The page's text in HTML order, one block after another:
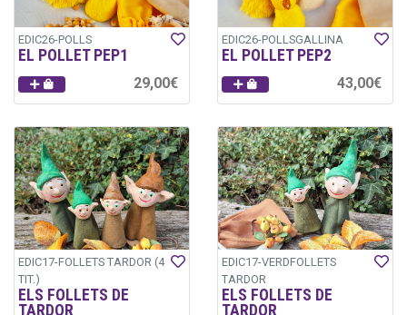
EDIC26-POLLS
EL POLLET PEP1
29,00€
EDIC26-POLLSGALLINA
EL POLLET PEP2
43,00€
EDIC17-FOLLETS TARDOR (4
TIT.)
ELS FOLLETS DE
TARDOR
EDIC17-VERDFOLLETS
TARDOR
ELS FOLLETS DE
TARDOR